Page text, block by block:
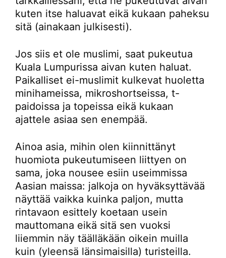
kuten itse haluavat eikä kukaan paheksu
sitä (ainakaan julkisesti).
Jos siis et ole muslimi, saat pukeutua
Kuala Lumpurissa aivan kuten haluat.
Paikalliset ei-muslimit kulkevat huoletta
minihameissa, mikroshortseissa, t-
paidoissa ja topeissa eikä kukaan
ajattele asiaa sen enempää.
Ainoa asia, mihin olen kiinnittänyt
huomiota pukeutumiseen liittyen on
sama, joka nousee esiin useimmissa
Aasian maissa: jalkoja on hyväksyttävää
näyttää vaikka kuinka paljon, mutta
rintavaon esittely koetaan usein
mauttomana eikä sitä sen vuoksi
liiemmin näy täälläkään oikein muilla
kuin (yleensä länsimaisilla) turisteilla.